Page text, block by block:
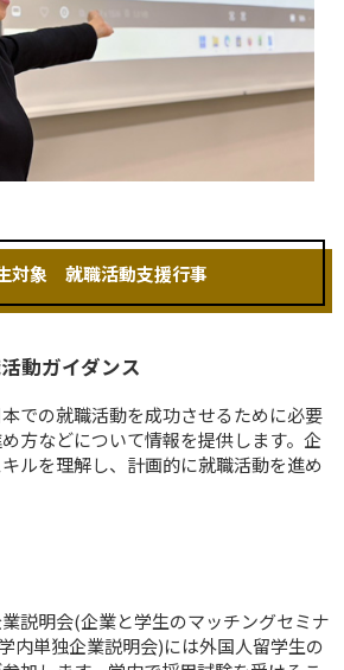
対象 就職活動支援行事
動ガイダンス
での就職活動を成功させるために必要
方などについて情報を提供します。企
ルを理解し、計画的に就職活動を進め
説明会(企業と学生のマッチングセミナ
内単独企業説明会)には外国人留学生の